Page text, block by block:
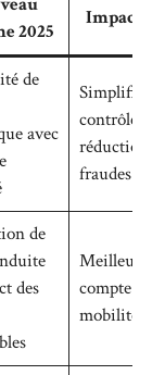
2025
Impact
de
avec
contrôles,
réduction
fraudes
de
des
Meilleure
compte de
mobilité